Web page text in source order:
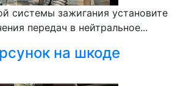
системы зажигания установите
передач в нейтральное...
на шкоде